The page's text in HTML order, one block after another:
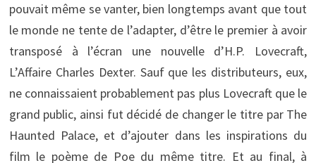
pouvait même se vanter, bien longtemps avant que tout
le monde ne tente de l’adapter, d’être le premier à avoir
transposé à l’écran une nouvelle d’H.P. Lovecraft,
L’Affaire Charles Dexter. Sauf que les distributeurs, eux,
ne connaissaient probablement pas plus Lovecraft que le
grand public, ainsi fut décidé de changer le titre par The
Haunted Palace, et d’ajouter dans les inspirations du
film le poème de Poe du même titre. Et au final, à